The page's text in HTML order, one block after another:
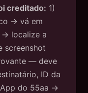
creditado: 1)
→ vá em
→ localize a
screenshot
— deve
ID da
do 55aa →